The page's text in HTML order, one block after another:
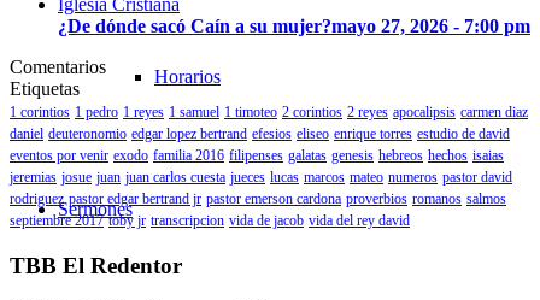
Horarios
Sermones
¿De dónde sacó Caín a su mujer?mayo 27, 2026 - 7:00 pm
Comentarios
Etiquetas
1 corintios 1 pedro 1 reyes 1 samuel 1 timoteo 2 corintios 2 reyes apocalipsis carmen diaz
daniel deuteronomio edgar lopez bertrand efesios eliseo enrique torres estudio de david
eventos por venir exodo familia 2016 filipenses galatas genesis hebreos hechos isaias
jeremias josue juan juan carlos cuesta jueces lucas marcos mateo numeros pastor david
rodriguez pastor edgar bertrand jr pastor emerson cardona proverbios romanos salmos
septiembre 2017 toby jr transcripcion vida de jacob vida del rey david
TBB El Redentor